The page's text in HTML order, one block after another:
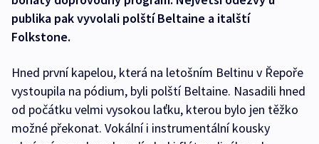
publika pak vyvolali polští Beltaine a italští
Folkstone.
Hned první kapelou, která na letošním Beltinu v Řepoře
vystoupila na pódium, byli polští Beltaine. Nasadili hned
od počátku velmi vysokou laťku, kterou bylo jen těžko
možné překonat. Vokální i instrumentální kousky